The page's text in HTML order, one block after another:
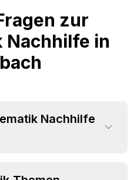
zur
Nachhilfe in
Nachhilfe